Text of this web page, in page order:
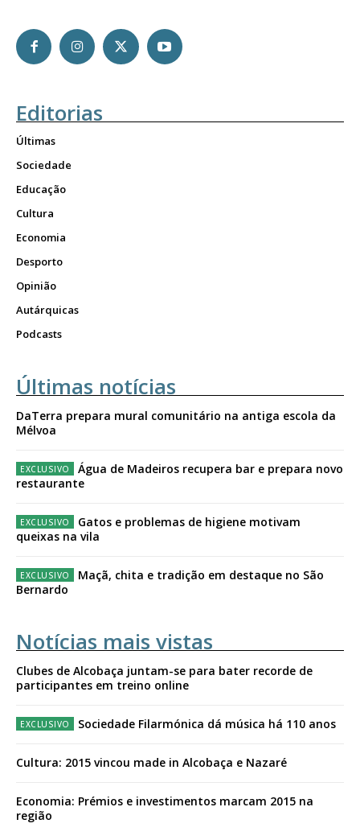
Editorias
Últimas
Sociedade
Educação
Cultura
Economia
Desporto
Opinião
Autárquicas
Podcasts
Últimas notícias
DaTerra prepara mural comunitário na antiga escola da
Mélvoa
Água de Madeiros recupera bar e prepara novo
restaurante
Gatos e problemas de higiene motivam
queixas na vila
Maçã, chita e tradição em destaque no São
Bernardo
Notícias mais vistas
Clubes de Alcobaça juntam-se para bater recorde de
participantes em treino online
Sociedade Filarmónica dá música há 110 anos
Cultura: 2015 vincou made in Alcobaça e Nazaré
Economia: Prémios e investimentos marcam 2015 na
região